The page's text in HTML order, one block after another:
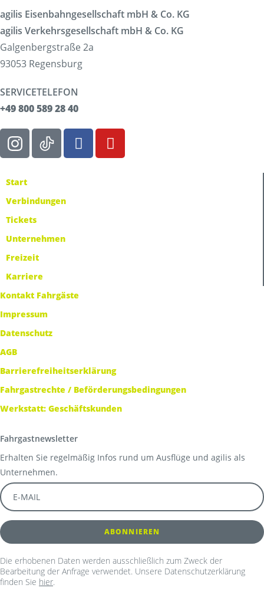
agilis Eisenbahngesellschaft mbH & Co. KG
agilis Verkehrsgesellschaft mbH & Co. KG
Galgenbergstraße 2a
93053 Regensburg
SERVICETELEFON
+49 800 589 28 40
Start
Verbindungen
Tickets
Unternehmen
Freizeit
Karriere
Kontakt Fahrgäste
Impressum
Datenschutz
AGB
Barrierefreiheitserklärung
Fahrgastrechte / Beförderungsbedingungen
Werkstatt: Geschäftskunden
Fahrgastnewsletter
Erhalten Sie regelmäßig Infos rund um Ausflüge und agilis als
Unternehmen.
Die erhobenen Daten werden ausschließlich zum Zweck der
Bearbeitung der Anfrage verwendet. Unsere Datenschutzerklärung
finden Sie hier.